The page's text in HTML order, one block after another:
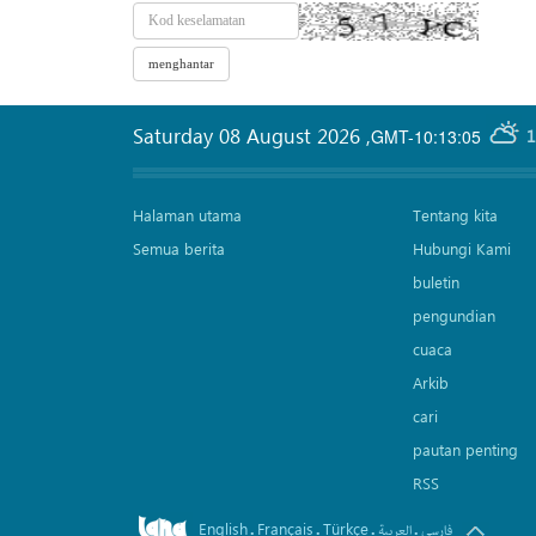
GMT-10:13:05
Saturday 08 August 2026 ,
Halaman utama
Semua berita
Tentang kita
Hubungi Kami
buletin
pengundian
cuaca
Arkib
cari
pautan penting
RSS
English. Français.Türkçe. العربیة.فارسی